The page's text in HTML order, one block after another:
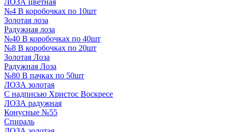
ЛОЗА цветная
№4 В коробочках по 10шт
Золотая лоза
Радужная лоза
№40 В коробочках по 40шт
№8 В коробочках по 20шт
Золотая Лоза
Радужная Лоза
№80 В пачках по 50шт
ЛОЗА золотая
С надписью Христос Воскресе
ЛОЗА радужная
Конусные №55
Спираль